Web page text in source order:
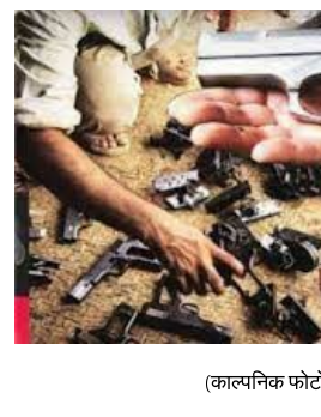
(काल्पनिक